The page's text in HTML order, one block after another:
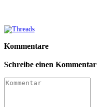
Kommentare
Schreibe einen Kommentar